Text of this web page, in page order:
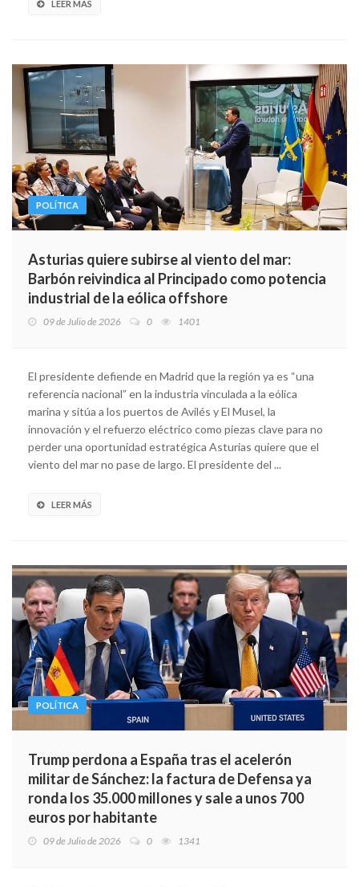
LEER MÁS
POLÍTICA
Asturias quiere subirse al viento del mar:
Barbón reivindica al Principado como potencia
industrial de la eólica offshore
09 de Julio de 2026 0 1401
El presidente defiende en Madrid que la región ya es “una
referencia nacional” en la industria vinculada a la eólica
marina y sitúa a los puertos de Avilés y El Musel, la
innovación y el refuerzo eléctrico como piezas clave para no
perder una oportunidad estratégica Asturias quiere que el
viento del mar no pase de largo. El presidente del ...
LEER MÁS
POLÍTICA
Trump perdona a España tras el acelerón
militar de Sánchez: la factura de Defensa ya
ronda los 35.000 millones y sale a unos 700
euros por habitante
09 de Julio de 2026 0 1341